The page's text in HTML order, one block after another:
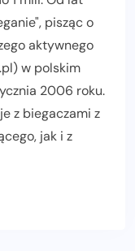
pisząc o
aktywnego
w polskim
2006 roku.
z biegaczami z
jak i z